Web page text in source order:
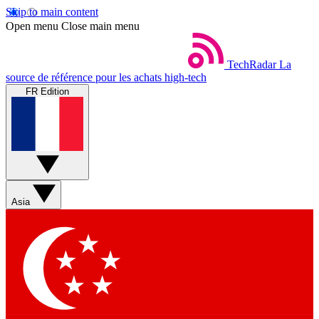
Skip to main content
Open menu Close main menu
TechRadar La
source de référence pour les achats high-tech
FR Edition
Asia